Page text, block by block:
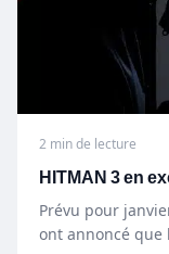
2 min de lecture
HITMAN 3 en
Prévu pour
ont annoncé que